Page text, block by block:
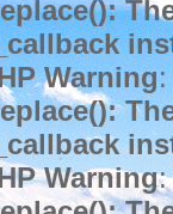
Warning
Warning: